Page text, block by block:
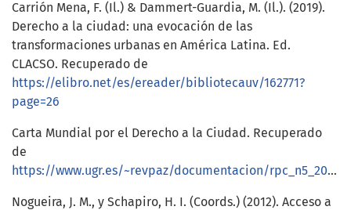
Carrión Mena, F. (Il.) & Dammert-Guardia, M. (Il.). (2019).
Derecho a la ciudad: una evocación de las
transformaciones urbanas en América Latina. Ed.
CLACSO. Recuperado de
https://elibro.net/es/ereader/bibliotecauv/162771?
page=26
Carta Mundial por el Derecho a la Ciudad. Recuperado
de
https://www.ugr.es/~revpaz/documentacion/rpc_n5_2012_doc1.pdf
Nogueira, J. M., y Schapiro, H. I. (Coords.) (2012). Acceso a